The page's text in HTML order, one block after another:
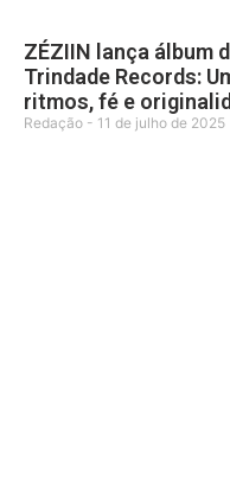
ZÉZIIN lança álbum
Trindade Records:
ritmos, fé e
Redação 11 de julho de 2025